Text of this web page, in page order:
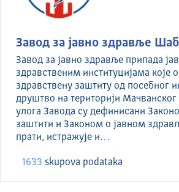
Завод за јавно здравље
Завод за јавно здравље припада
здравственим институцијама које
здравствену заштиту од посебног
друштво на територији
улога Завода су дефинисани
заштити и Законом о јавном
прати, истражује и…
1633 skupova podataka